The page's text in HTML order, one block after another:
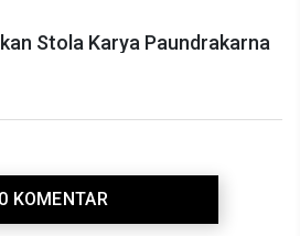
Stola Karya Paundrakarna
0 KOMENTAR